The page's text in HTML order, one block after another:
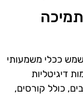
ככלי משמעותי
דיגיטליות
כולל קורסים,